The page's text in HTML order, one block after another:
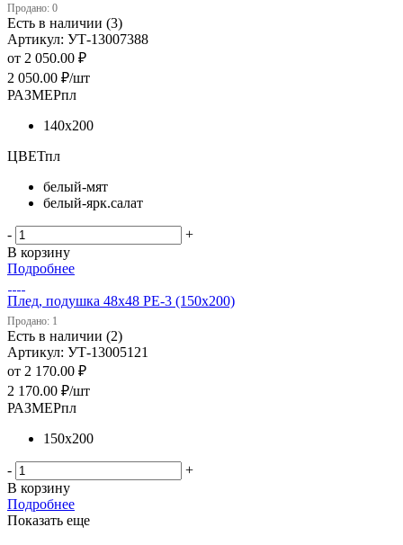
Продано: 0
Есть в наличии (3)
Артикул: УТ-13007388
от 2 050.00 ₽
2 050.00 ₽/шт
РАЗМЕРпл
140х200
ЦВЕТпл
белый-мят
белый-ярк.салат
-
+
В корзину
Подробнее
Плед, подушка 48х48 PE-3 (150х200)
Продано: 1
Есть в наличии (2)
Артикул: УТ-13005121
от 2 170.00 ₽
2 170.00 ₽/шт
РАЗМЕРпл
150х200
-
+
В корзину
Подробнее
Показать еще